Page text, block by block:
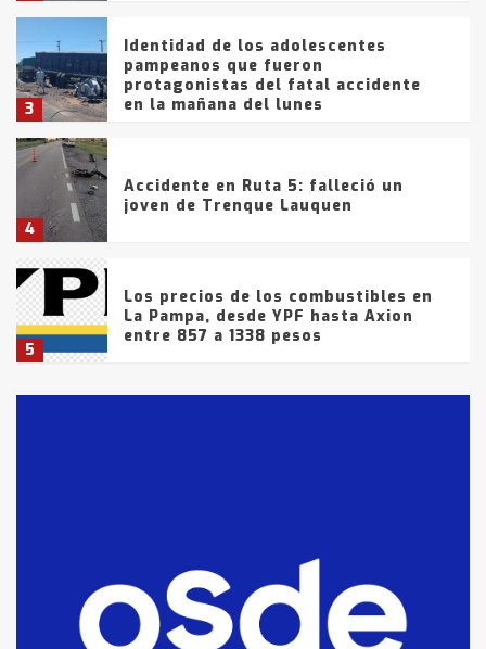
3
Identidad de los adolescentes
pampeanos que fueron
protagonistas del fatal accidente
en la mañana del lunes
4
Accidente en Ruta 5: falleció un
joven de Trenque Lauquen
5
Los precios de los combustibles en
La Pampa, desde YPF hasta Axion
entre 857 a 1338 pesos
fueron detenidos por
comercialización de drogas en la
tarde del sábado